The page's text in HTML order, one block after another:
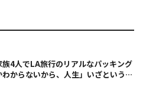
4人でLA旅行のリアルなパッキング
からないから、人生」いざというと